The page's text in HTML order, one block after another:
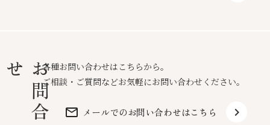
お
問
合
せ
各種お問い合わせはこちらから。
ご相談・ご質問などお気軽にお問い合わせください。
mail_outline メールでのお問い合わせはこちら keyboard_arrow_right